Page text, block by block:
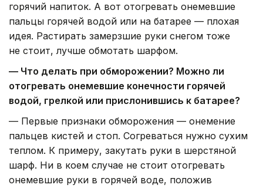
горячий напиток. А вот отогревать онемевшие
пальцы горячей водой или на батарее — плохая
идея. Растирать замерзшие руки снегом тоже
не стоит, лучше обмотать шарфом.
— Что делать при обморожении? Можно ли
отогревать онемевшие конечности горячей
водой, грелкой или прислонившись к батарее?
— Первые признаки обморожения — онемение
пальцев кистей и стоп. Согреваться нужно сухим
теплом. К примеру, закутать руки в шерстяной
шарф. Ни в коем случае не стоит отогревать
онемевшие руки в горячей воде, положив